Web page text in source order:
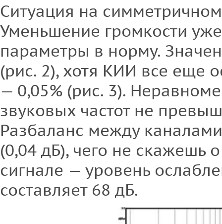
Ситуация на
Уменьшение громкости
параметры в норму.
(рис. 2), хотя КИИ все еще
— 0,05% (рис. 3).
звуковых частот не
Разбаланс между
(0,04 дБ), чего не
сигнале — уровень
составляет 68 дБ.